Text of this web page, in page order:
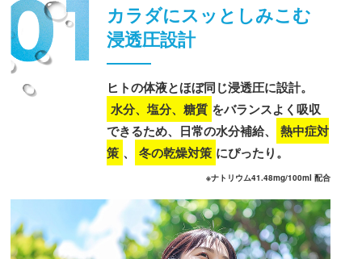
カラダにスッとしみこむ
浸透圧設計
ヒトの体液とほぼ同じ浸透圧に設計。
水分、塩分、糖質 をバランスよく吸収
できるため、日常の水分補給、
熱中症対
策 、 冬の乾燥対策 にぴったり。
※ナトリウム41.48mg/100ml 配合